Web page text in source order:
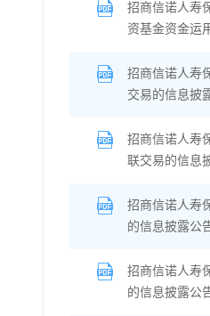
招商信诺人寿
资基金资金运
招商信诺人寿
交易的信息披
招商信诺人寿
联交易的信息
招商信诺人寿
的信息披露公
招商信诺人寿
的信息披露公